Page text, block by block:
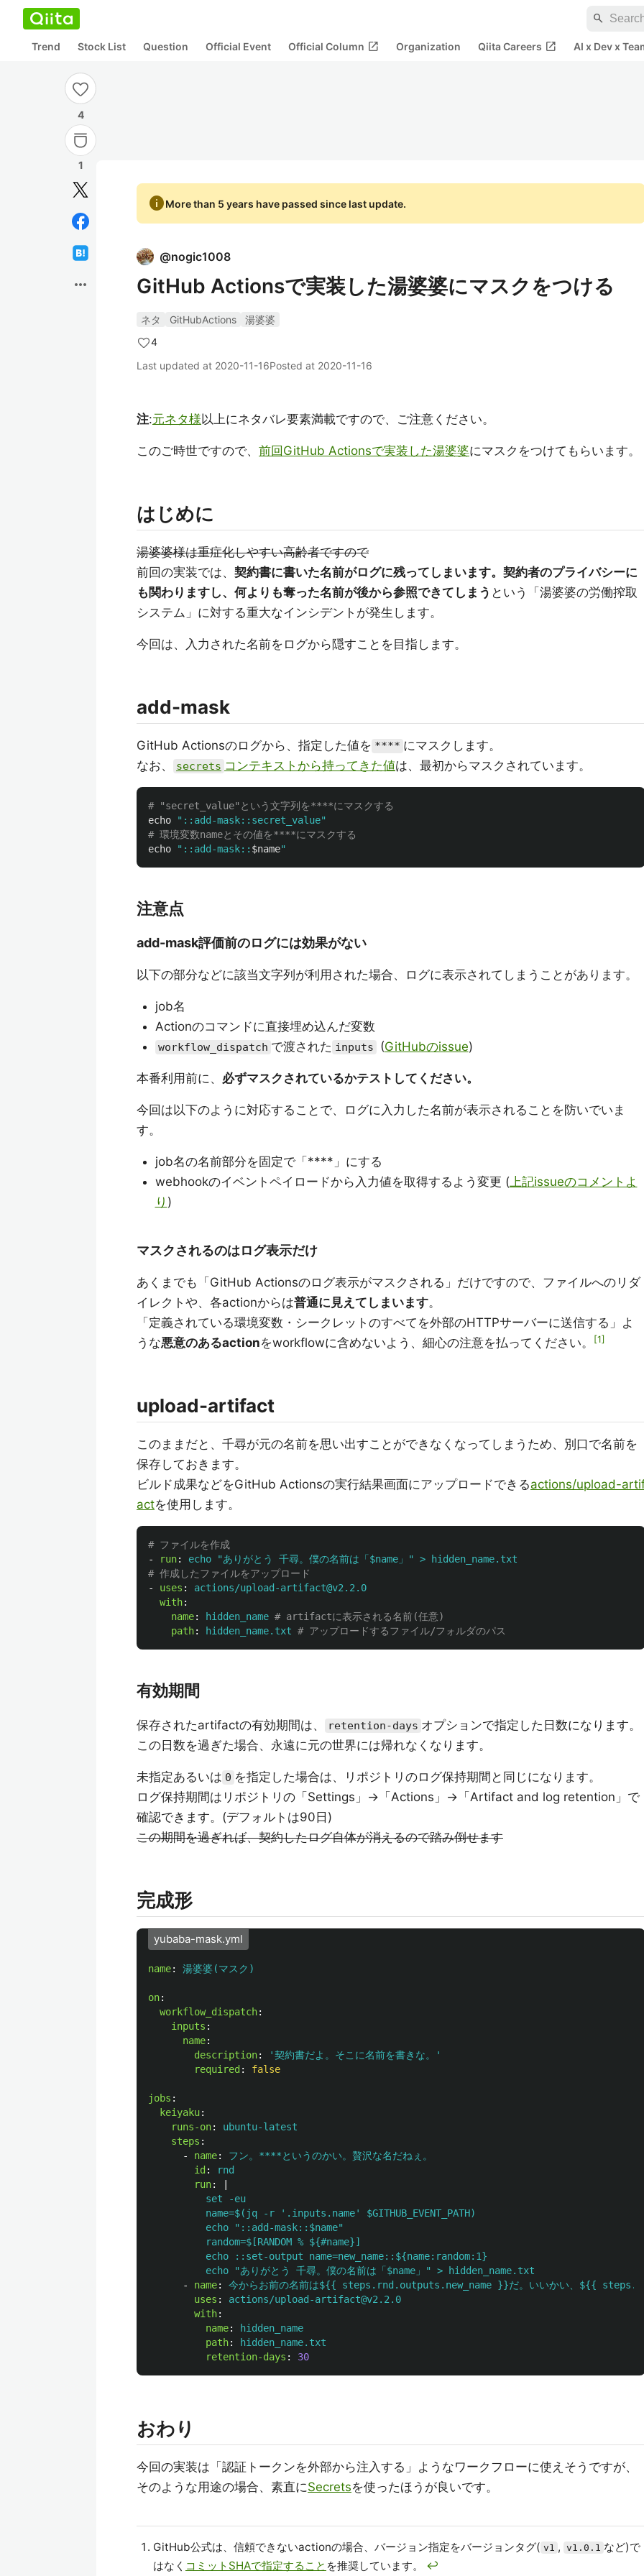
search
Trend Stock List Question Official Event Official Column open_in_new Organization Qiita Careers open_in_new AI x Dev x
4
1
more_horiz
infoMore than 5 years have passed since last update.
@nogic1008
GitHub Actionsで実装した湯婆婆にマスクをつける
ネタ GitHubActions
湯婆婆
4
Last updated at 2020-11-16Posted at 2020-11-16
注:元ネタ様以上にネタバレ要素満載ですので、ご注意ください。
このご時世ですので、 前回GitHub Actionsで実装した湯婆婆にマスクをつけてもらいます。
はじめに
湯婆婆様は重症化しやすい高齢者ですので
前回の実装では、 契約書に書いた名前がログに残ってしまいます。契約者のプライバシーに
も関わりますし、何よりも奪った名前が後から参照できてしまう という「湯婆婆の労働搾取
システム」に対する重大なインシデントが発生します。
今回は、入力された名前をログから隠すことを目指します。
add-mask
GitHub Actionsのログから、指定した値を **** にマスクします。
なお、
secrets コンテキストから持ってきた値は、最初からマスクされています。
# "secret_value"という文字列を****にマスクする
echo
"::add-mask::secret_value"
# 環境変数nameとその値を****にマスクする
echo
"::add-mask:: $name"
注意点
add-mask評価前のログには効果がない
以下の部分などに該当文字列が利用された場合、ログに表示されてしまうことがあります。
job名
Actionのコマンドに直接埋め込んだ変数
workflow_dispatch で渡された inputs (GitHubのissue)
本番利用前に、 必ずマスクされているかテストしてください。
今回は以下のように対応することで、ログに入力した名前が表示されることを防いでいま
す。
job名の名前部分を固定で「****」にする
webhookのイベントペイロードから入力値を取得するよう変更 (上記issueのコメントよ
り )
マスクされるのはログ表示だけ
あくまでも「GitHub Actionsのログ表示がマスクされる」だけですので、ファイルへのリダ
イレクトや、各actionからは普通に見えてしまいます。
「定義されている環境変数・シークレットのすべてを外部のHTTPサーバーに送信する」よ
うな悪意のあるactionをworkflowに含めないよう、細心の注意を払ってください。 1
upload-artifact
このままだと、千尋が元の名前を思い出すことができなくなってしまうため、別口で名前を
保存しておきます。
ビルド成果などをGitHub Actionsの実行結果画面にアップロードできるactions/upload-
actを使用します。
# ファイルを作成
-
run:
echo "ありがとう 千尋。僕の名前は「$name」" > hidden_name.txt
# 作成したファイルをアップロード
-
uses :
actions/upload-artifact@v2.2.0
with:
name: hidden_name # artifactに表示される名前(任意)
path: hidden_name.txt # アップロードするファイル/フォルダのパス
有効期間
保存されたartifactの有効期間は、 retention-days オプションで指定した日数になります。
この日数を過ぎた場合、永遠に元の世界には帰れなくなります。
未指定あるいは 0 を指定した場合は、リポジトリのログ保持期間と同じになります。
ログ保持期間はリポジトリの「Settings」→「Actions」→「Artifact and log retention」で
確認できます。(デフォルトは90日)
この期間を過ぎれば、契約したログ自体が消えるので踏み倒せます
完成形
yubaba-mask.yml
name: 湯婆婆(マスク)
on:
workflow_dispatch:
inputs :
name:
description: '契約書だよ。そこに名前を書きな。'
required : false
jobs :
keiyaku:
runs-on:
ubuntu-latest
steps :
-
name:
フン。****というのかい。贅沢な名だねぇ。
id :
rnd
run:
set -eu
name=$(jq -r '.inputs.name' $GITHUB_EVENT_PATH)
echo "::add-mask::$name"
random=$[RANDOM % ${#name}]
echo ::set-output name=new_name::${name:random:1}
echo "ありがとう 千尋。僕の名前は「$name」" > hidden_name.txt
-
name:
今からお前の名前は${{ steps.rnd.outputs.new_name }}だ。いいかい、${{
uses :
actions/upload-artifact@v2.2.0
with:
name:
hidden_name
path:
hidden_name.txt
retention-days : 30
おわり
今回の実装は「認証トークンを外部から注入する」ようなワークフローに使えそうですが、
そのような用途の場合、素直にSecretsを使ったほうが良いです。
GitHub公式は、信頼できないactionの場合、バージョン指定をバージョンタグ( v1 , v1.0.1 など)で
はなく コミットSHAで指定すること を推奨しています。 ↩